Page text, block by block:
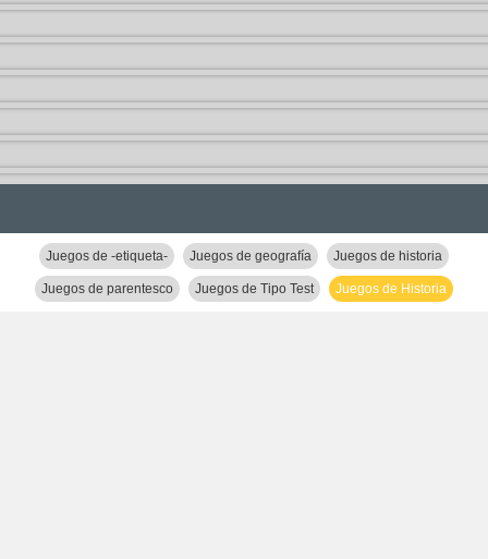
Juegos de -etiqueta- Juegos de geografía Juegos de historia
Juegos de parentesco Juegos de Tipo Test Juegos de Historia